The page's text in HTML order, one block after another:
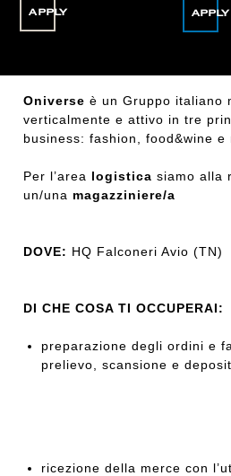
APPLY
Oniverse è un Gruppo italiano
verticalmente e attivo in tre
business: fashion, food&wine e
Per l’area logistica siamo alla
un/una magazziniere/a
DOVE: HQ Falconeri Avio (TN)
DI CHE COSA TI OCCUPERAI:
preparazione degli ordini e
prelievo, scansione e
ricezione della merce con